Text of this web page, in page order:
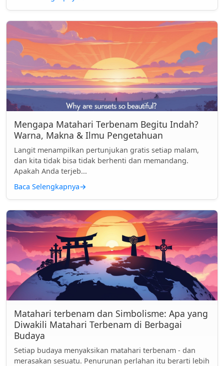
Mengapa Matahari Terbenam Begitu Indah?
Warna, Makna & Ilmu Pengetahuan
Langit menampilkan pertunjukan gratis setiap malam,
dan kita tidak bisa tidak berhenti dan memandang.
Apakah Anda terjeb...
Baca Selengkapnya→
Matahari terbenam dan Simbolisme: Apa yang
Diwakili Matahari Terbenam di Berbagai
Budaya
Setiap budaya menyaksikan matahari terbenam - dan
merasakan sesuatu. Penurunan perlahan itu berarti lebih